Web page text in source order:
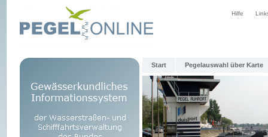
Hilfe
Start Pegelauswahl über Karte